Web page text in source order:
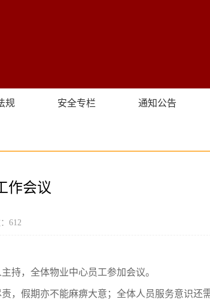
规 安全专栏 通知公告
作会议
612
持，全体物业中心员工参加会议。
，假期亦不能麻痹大意；全体人员服务意识还